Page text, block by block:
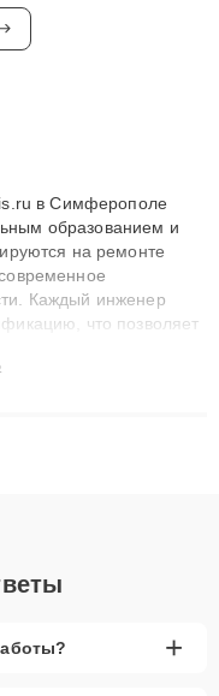
в Симферополе
образованием и
на ремонте
Каждый инженер
что позволяет
Наши мастера
+